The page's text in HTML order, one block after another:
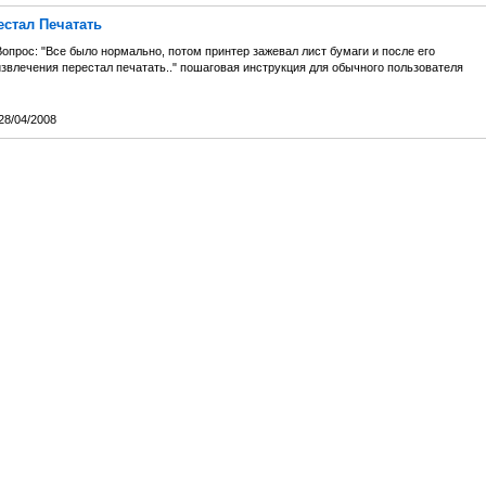
Печатать
"Все было нормально, потом принтер зажевал лист бумаги и после его
перестал печатать.." пошаговая инструкция для обычного пользователя
04/2008